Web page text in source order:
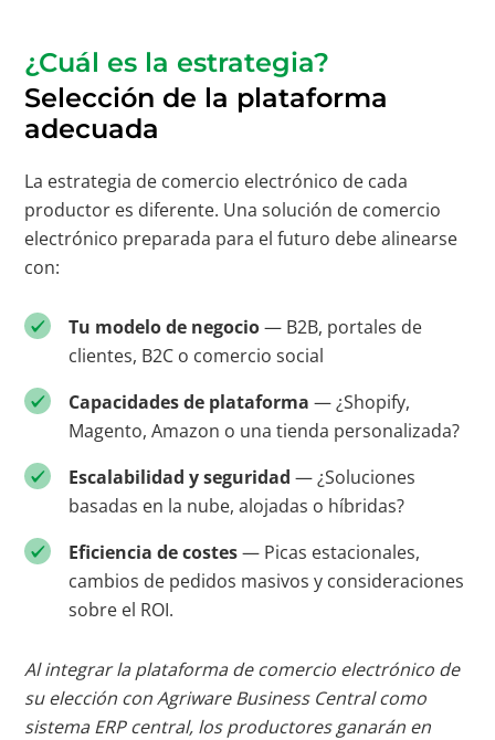
¿Cuál es la estrategia?
Selección de la plataforma
adecuada
La estrategia de comercio electrónico de cada
productor es diferente. Una solución de comercio
electrónico preparada para el futuro debe alinearse
con:
Tu modelo de negocio— B2B, portales de
clientes, B2C o comercio social
Capacidades de plataforma—¿Shopify,
Magento, Amazon o una tienda personalizada?
Escalabilidad y seguridad— ¿Soluciones
basadas en la nube, alojadas o híbridas?
Eficiencia de costes— Picas estacionales,
cambios de pedidos masivos y consideraciones
sobre el ROI.
Al integrar la plataforma de comercio electrónico de
su elección con Agriware Business Central como
sistema ERP central, los productores ganarán en